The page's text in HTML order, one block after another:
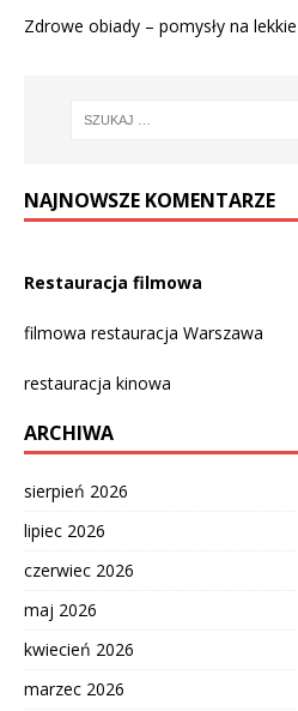
Zdrowe obiady – pomysły na
NAJNOWSZE KOMENTARZE
Restauracja filmowa
filmowa restauracja Warszawa
restauracja kinowa
ARCHIWA
sierpień 2026
lipiec 2026
czerwiec 2026
maj 2026
kwiecień 2026
marzec 2026